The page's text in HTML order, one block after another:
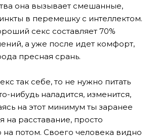
она вызывает смешанные,
в перемешку с интеллектом.
секс составляет 70%
а уже после идет комфорт,
пресная срань.
так себе, то не нужно питать
нибудь наладится, изменится,
на этот минимум ты заранее
на расставание, просто
на потом. Своего человека видно